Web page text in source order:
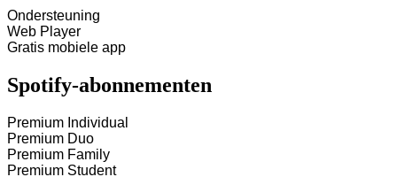
Ondersteuning
Web Player
Gratis mobiele app
Spotify-abonnementen
Premium Individual
Premium Duo
Premium Family
Premium Student